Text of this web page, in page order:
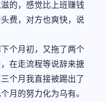
的，感觉比上班赚钱
费，对方也爽快，说
个月初，又拖了两个
在走流程等说辞来搪
个月我直接被踢出了
月的努力化为乌有。